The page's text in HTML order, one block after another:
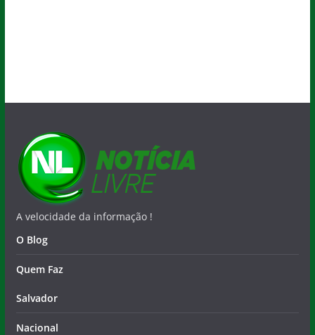
A velocidade da informação !
O Blog
Quem Faz
Salvador
Nacional